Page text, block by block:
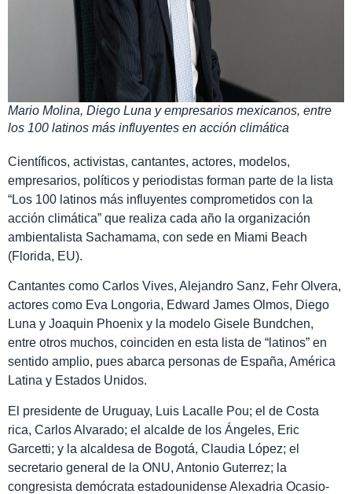
Mario Molina, Diego Luna y empresarios mexicanos, entre
los 100 latinos más influyentes en acción climática
Científicos, activistas, cantantes, actores, modelos,
empresarios, políticos y periodistas forman parte de la lista
“Los 100 latinos más influyentes comprometidos con la
acción climática” que realiza cada año la organización
ambientalista Sachamama, con sede en Miami Beach
(Florida, EU).
Cantantes como Carlos Vives, Alejandro Sanz, Fehr Olvera,
actores como Eva Longoria, Edward James Olmos, Diego
Luna y Joaquin Phoenix y la modelo Gisele Bundchen,
entre otros muchos, coinciden en esta lista de “latinos” en
sentido amplio, pues abarca personas de España, América
Latina y Estados Unidos.
El presidente de Uruguay, Luis Lacalle Pou; el de Costa
rica, Carlos Alvarado; el alcalde de los Ángeles, Eric
Garcetti; y la alcaldesa de Bogotá, Claudia López; el
secretario general de la ONU, Antonio Guterrez; la
congresista demócrata estadounidense Alexadria Ocasio-